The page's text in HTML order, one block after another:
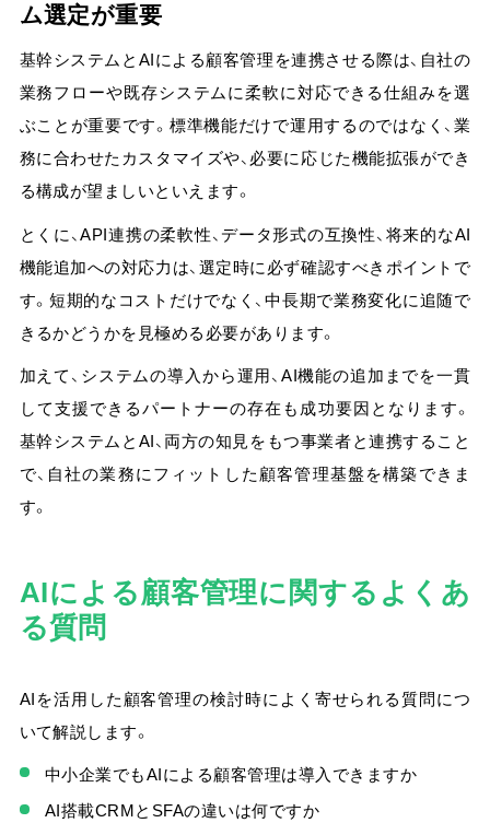
ム選定が重要
基幹システムとAIによる顧客管理を連携させる際は、自社の
業務フローや既存システムに柔軟に対応できる仕組みを選
ぶことが重要です。標準機能だけで運用するのではなく、業
務に合わせたカスタマイズや、必要に応じた機能拡張ができ
る構成が望ましいといえます。
とくに、API連携の柔軟性、データ形式の互換性、将来的なAI
機能追加への対応力は、選定時に必ず確認すべきポイントで
す。 短期的なコストだけでなく、中長期で業務変化に追随で
きるかどうかを見極める必要があります。
加えて、システムの導入から運用、AI機能の追加までを一貫
して支援できるパートナーの存在も成功要因となります。
基幹システムとAI、両方の知見をもつ事業者と連携すること
で、自社の業務にフィットした顧客管理基盤を構築できま
す。
AIによる顧客管理に関するよくあ
る質問
AIを活用した顧客管理の検討時によく寄せられる質問につ
いて解説します。
中小企業でもAIによる顧客管理は導入できますか
AI搭載CRMとSFAの違いは何ですか